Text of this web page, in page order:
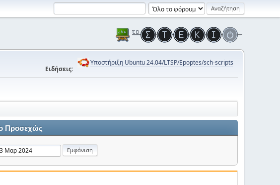
Ειδήσεις:
Υποστήριξη Ubuntu 24.04/LTSP/Epoptes/sch-scripts
Προσεχώς